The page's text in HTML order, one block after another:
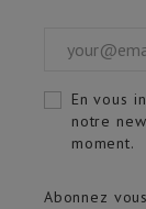
Abonnez
En vous
notre
moment.